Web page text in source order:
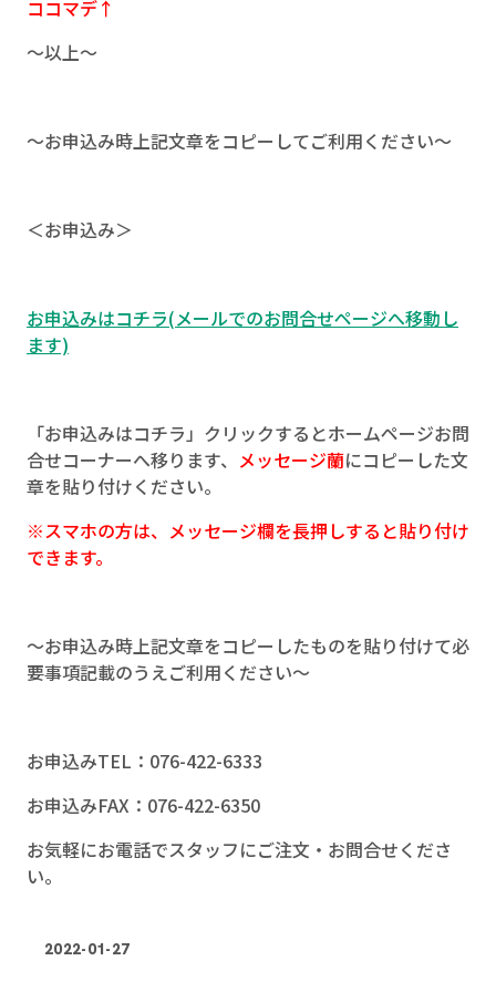
ココマデ↑
～以上～
～お申込み時上記文章をコピーしてご利用ください～
＜お申込み＞
お申込みはコチラ(メールでのお問合せページへ移動し
ます)
「お申込みはコチラ」クリックするとホームページお問
合せコーナーへ移ります、 メッセージ蘭にコピーした文
章を貼り付けください。
※スマホの方は、メッセージ欄を長押しすると貼り付け
できます。
～お申込み時上記文章をコピーしたものを貼り付けて必
要事項記載のうえご利用ください～
お申込みTEL：076-422-6333
お申込みFAX：076-422-6350
お気軽にお電話でスタッフにご注文・お問合せくださ
い。
2022-01-27